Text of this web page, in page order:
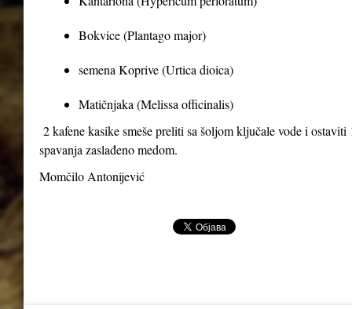
Bokvice (Plantago major)
semena Koprive (Urtica dioica)
Matičnjaka (Melissa officinalis)
2 kafene kasike smeše preliti sa šoljom ključale vode i
spavanja zaslađeno medom.
Momčilo Antonijević